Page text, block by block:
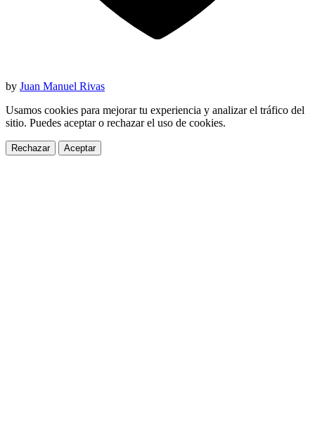
by Juan Manuel Rivas
Usamos cookies para mejorar tu experiencia y analizar el tráfico del
sitio. Puedes aceptar o rechazar el uso de cookies.
Rechazar Aceptar